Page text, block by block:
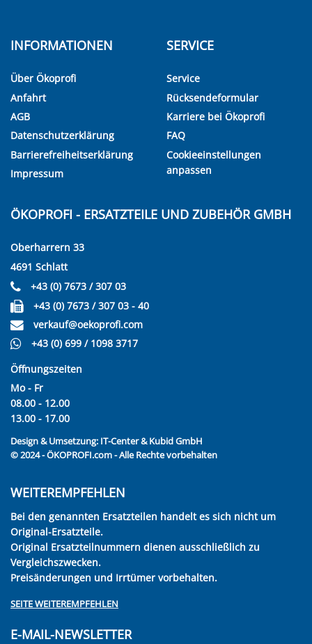
INFORMATIONEN
Über Ökoprofi
Anfahrt
AGB
Datenschutzerklärung
Barrierefreiheitserklärung
Impressum
SERVICE
Service
Rücksendeformular
Karriere bei Ökoprofi
FAQ
Cookieeinstellungen
anpassen
ÖKOPROFI - ERSATZTEILE UND ZUBEHÖR GMBH
Oberharrern 33
4691 Schlatt
+43 (0) 7673 / 307 03
+43 (0) 7673 / 307 03 - 40
verkauf@oekoprofi.com
+43 (0) 699 / 1098 3717
Öffnungszeiten
Mo - Fr
08.00 - 12.00
13.00 - 17.00
Design & Umsetzung: IT-Center & Kubid GmbH
© 2024 - ÖKOPROFI.com - Alle Rechte vorbehalten
WEITEREMPFEHLEN
Bei den genannten Ersatzteilen handelt es sich nicht um
Original-Ersatzteile.
Original Ersatzteilnummern dienen ausschließlich zu
Vergleichszwecken.
Preisänderungen und Irrtümer vorbehalten.
SEITE WEITEREMPFEHLEN
E-MAIL-NEWSLETTER